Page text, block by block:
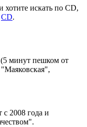
хотите искать по CD,
CD.
минут пешком от
c 2008 года и